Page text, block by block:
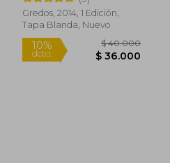
Gredos, 2014, 1 Edición,
Tapa Blanda, Nuevo